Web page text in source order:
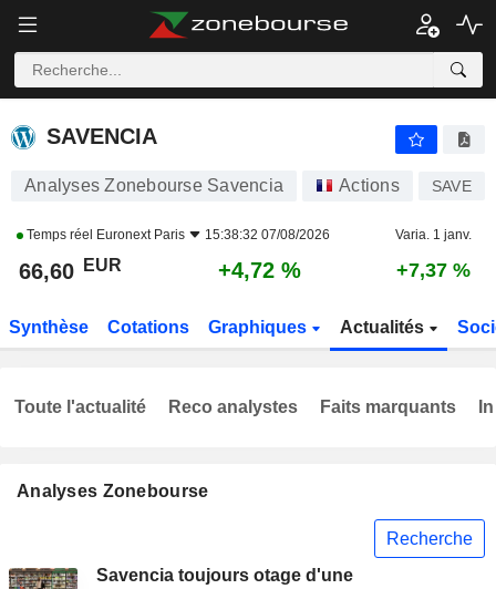
SAVENCIA
SAVENCIA
Analyses Zonebourse Savencia Actions SAVE
Temps réel Euronext Paris 15:38:32 07/08/2026 Varia. 1 janv.
66,60 EUR +4,72 % +7,37 %
Synthèse Cotations Graphiques Actualités
Analyses Zonebourse
Recherche
Savencia toujours otage d'une
Toute l'actualité Reco analystes Faits marquants